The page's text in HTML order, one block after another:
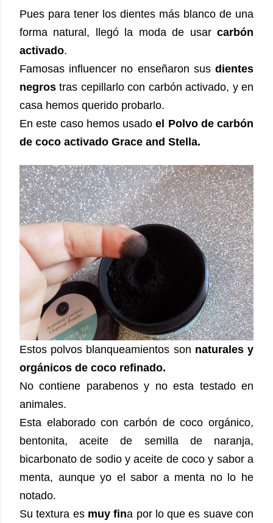
Pues para tener los dientes más blanco de una
forma natural, llegó la moda de usar carbón
activado.
Famosas influencer no enseñaron sus dientes
negros tras cepillarlo con carbón activado, y en
casa hemos querido probarlo.
En este caso hemos usadoel Polvo de carbón
de coco activado Grace and Stella.
Estos polvos blanqueamientos son naturales y
orgánicos de coco refinado.
No contiene parabenos y no esta testado en
animales.
Esta elaborado con carbón de coco orgánico,
bentonita, aceite de semilla de naranja,
bicarbonato de sodio y aceite de coco y sabor a
menta, aunque yo el sabor a menta no lo he
notado.
Su textura es muy fina por lo que es suave con